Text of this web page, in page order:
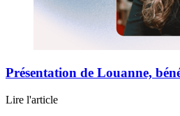
Présentation de Louanne,
Lire l'article